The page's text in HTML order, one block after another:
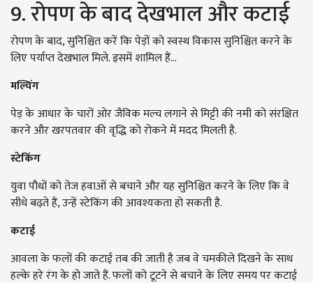
9. रोपण के बाद देखभाल और कटाई
रोपण के बाद, सुनिश्चित करें कि पेड़ों को स्वस्थ विकास सुनिश्चित करने के
लिए पर्याप्त देखभाल मिले. इसमें शामिल हैं...
मल्चिंग
पेड़ के आधार के चारों ओर जैविक मल्च लगाने से मिट्टी की नमी को संरक्षित
करने और खरपतवार की वृद्धि को रोकने में मदद मिलती है.
स्टेकिंग
युवा पौधों को तेज हवाओं से बचाने और यह सुनिश्चित करने के लिए कि वे
सीधे बढ़ते हैं, उन्हें स्टेकिंग की आवश्यकता हो सकती है.
कटाई
आवला के फलों की कटाई तब की जाती है जब वे चमकीले दिखने के साथ
हल्के हरे रंग के हो जाते हैं. फलों को टूटने से बचाने के लिए समय पर कटाई